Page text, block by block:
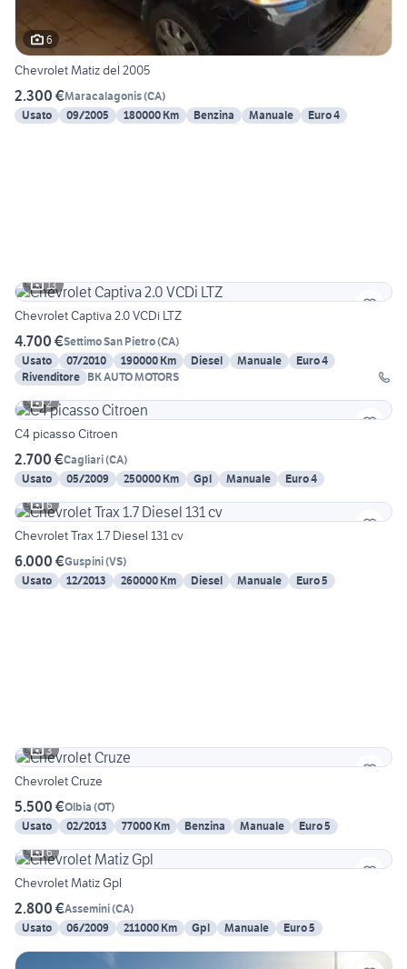
6
Chevrolet Matiz del 2005
2.300 €Maracalagonis(CA)
Usato
09/2005 180000 Km Benzina Manuale Euro 4
13
Chevrolet Captiva 2.0 VCDi LTZ
4.700 €Settimo San Pietro(CA)
Usato
07/2010 190000 Km Diesel Manuale
Euro 4
Rivenditore BK AUTO MOTORS
2
C4 picasso Citroen
2.700 €Cagliari(CA)
Usato
05/2009 250000 Km Gpl Manuale
Euro 4
6
Chevrolet Trax 1.7 Diesel 131 cv
6.000 €Guspini(VS)
Usato
12/2013 260000 Km Diesel Manuale Euro 5
3
Chevrolet Cruze
5.500 €Olbia (OT)
Usato
02/2013 77000 Km Benzina Manuale
Euro 5
6
Chevrolet Matiz Gpl
2.800 €Assemini(CA)
Usato
06/2009 211000 Km Gpl Manuale Euro 5